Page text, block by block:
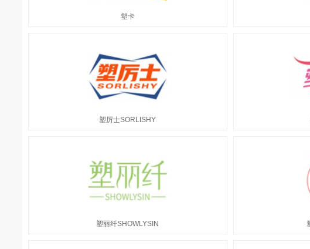
塑卡
塑厉士SORLISHY
塑丽纤SHOWLYSIN